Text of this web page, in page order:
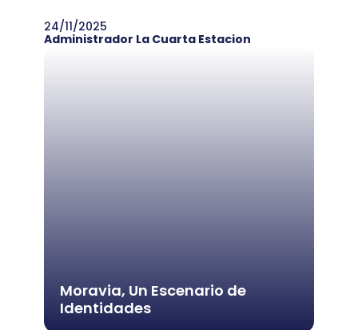
24/11/2025
Administrador La Cuarta Estacion
Moravia, Un Escenario de
Identidades